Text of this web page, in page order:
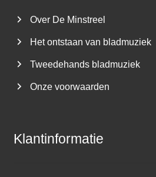
Over De Minstreel
Het ontstaan van bladmuziek
Tweedehands bladmuziek
Onze voorwaarden
Klantinformatie